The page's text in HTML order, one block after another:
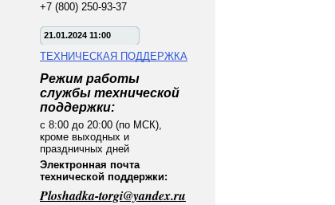
+7 (800) 250-93-37
21.01.2024 11:00
ТЕХНИЧЕСКАЯ ПОДДЕРЖКА
Режим работы
службы технической
поддержки:
с 8:00 до 20:00 (по МСК),
кроме выходных и
праздничных дней
Электронная почта
технической поддержки:
Ploshadka-torgi@yandex.ru